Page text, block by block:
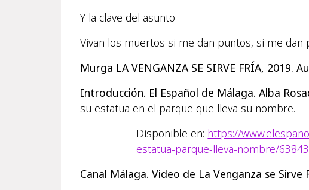
Y la clave del asunto
Vivan los muertos si me dan puntos, si me dan
Murga LA VENGANZA SE SIRVE FRÍA, 2019.
Introducción. El Español de Málaga. Alba
su estatua en el parque que lleva su nombre.
Disponible en: https://
estatua-parque-lleva-nombre/
Canal Málaga. Video de La Venganza se Sirve